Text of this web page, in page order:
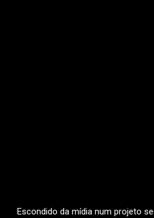
Escondido da mídia num projeto